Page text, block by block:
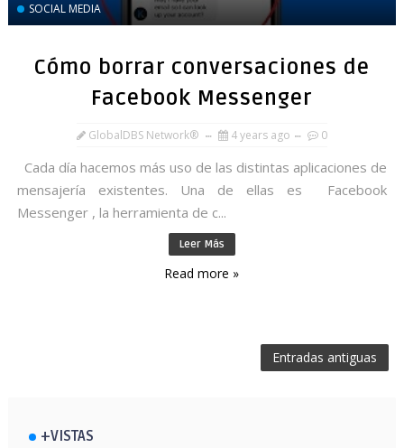
SOCIAL MEDIA
Cómo borrar conversaciones de
Facebook Messenger
GlobalDBS Network® 4 years ago 0
Cada día hacemos más uso de las distintas aplicaciones de
mensajería existentes. Una de ellas es Facebook
Messenger , la herramienta de c...
Leer Más
Read more »
Entradas antiguas
+VISTAS